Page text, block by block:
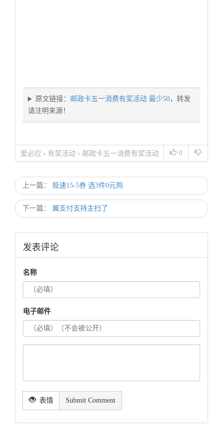
原文链接： 邮政卡五一消费有奖活动 最少50，转发
请注明来源！
0
爱必应 › 有奖活动 › 邮政卡五一消费有奖活动
上一篇： 极速15-5券 选3件0元购
下一篇： 翼支付支持主扫了
发表评论
名称
电子邮件
表情 Submit Comment